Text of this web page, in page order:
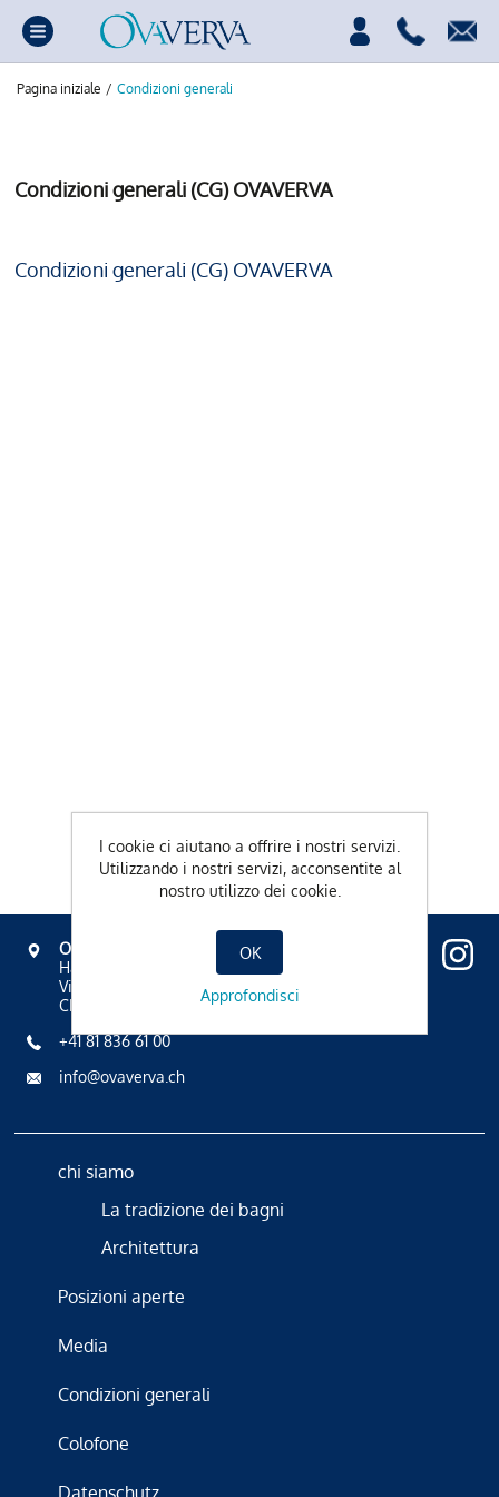
Pagina iniziale / Condizioni generali
Condizioni generali (CG) OVAVERVA
Condizioni generali (CG) OVAVERVA
OVAVERVA
Hallenbad, Spa & Sportzentrum
Via Mezdi 17
CH-7500 St. Moritz
+41 81 836 61 00
info@ovaverva.ch
chi siamo
La tradizione dei bagni
Architettura
Posizioni aperte
Media
Condizioni generali
Colofone
Datenschutz
I cookie ci aiutano a offrire i nostri servizi.
Utilizzando i nostri servizi, acconsentite al
nostro utilizzo dei cookie.
OK
Approfondisci